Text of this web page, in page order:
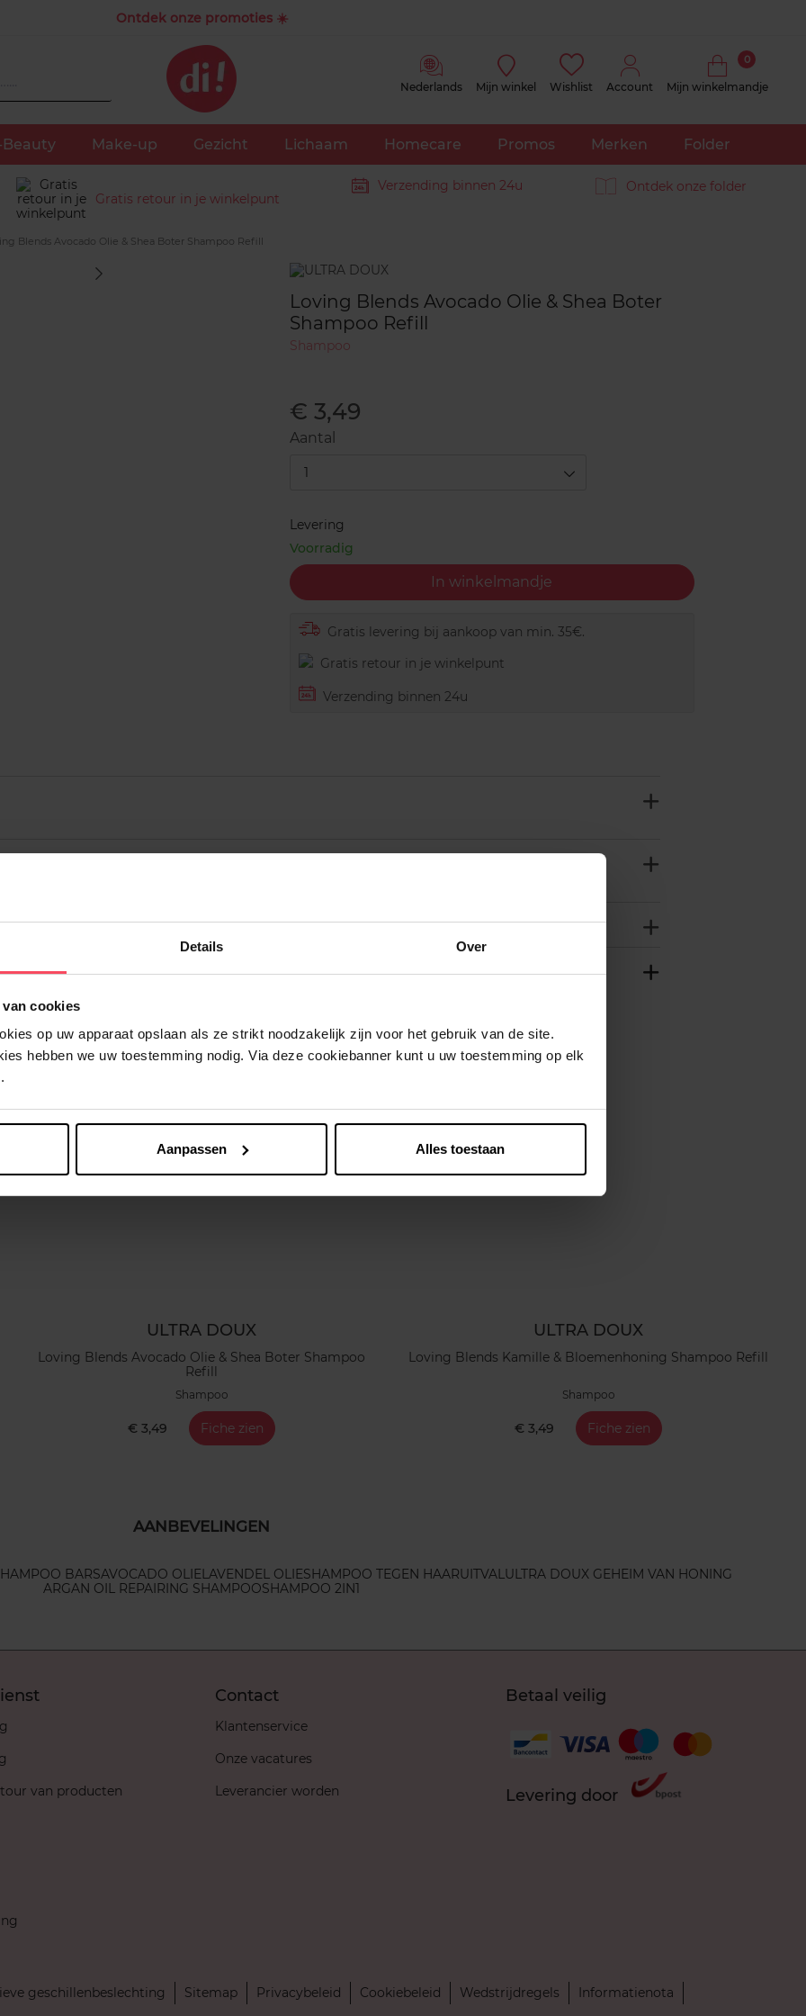
Details Over
cookies
op uw apparaat opslaan als ze strikt noodzakelijk zijn voor het gebruik van de site.
hebben we uw toestemming nodig. Via deze cookiebanner kunt u uw toestemming op elk
Aanpassen Alles toestaan
Ontdek onze promoties ☀️
Nederlands Mijn winkel Wishlist Account Mijn winkelmandje
0
Beauty Make-up Gezicht Lichaam Homecare Promos Merken Folder
Gratis retour in je winkelpunt
Verzending binnen 24u Ontdek onze folder
Blends Avocado Olie & Shea Boter Shampoo Refill
Merk
Loving Blends Avocado Olie & Shea Boter
Shampoo Refill
Shampoo
€ 3,49
Aantal
1
Levering
Voorradig
In winkelmandje
Gratis levering bij aankoop van min. 35€.
Gratis retour in je winkelpunt
Verzending binnen 24u
Nog iets vergeten ?
ULTRA DOUX
Loving Blends Avocado Olie & Shea Boter Shampoo
Refill
Shampoo
€ 3,49 Fiche zien
ULTRA DOUX
Loving Blends Kamille & Bloemenhoning Shampoo Refill
Shampoo
€ 3,49 Fiche zien
AANBEVELINGEN
BARSAVOCADO OLIELAVENDEL OLIESHAMPOO TEGEN HAARUITVAL ULTRA DOUX GEHEIM VAN HONING
ARGAN OIL REPAIRING SHAMPOOSHAMPOO 2IN1
van producten
Contact
Klantenservice
Onze vacatures
Leverancier worden
Betaal veilig
Levering door
geschillenbeslechting Sitemap Privacybeleid Cookiebeleid Wedstrijdregels
Informatienota